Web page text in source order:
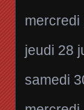
mercredi
jeudi 28
samedi